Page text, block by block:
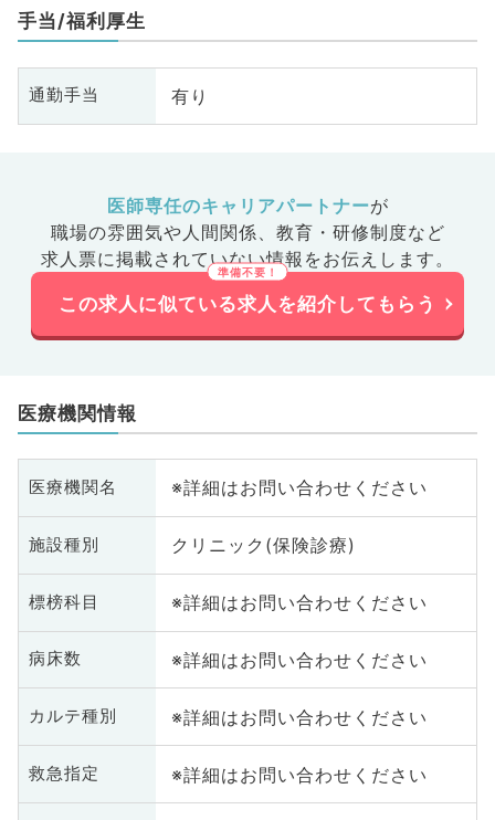
手当/福利厚生
通勤手当 有り
医師専任のキャリアパートナーが
職場の雰囲気や人間関係、 教育・研修制度など
求人票に掲載されていない情報をお伝えします。
この求人に似ている求人を紹介してもらう
医療機関情報
医療機関名 ※詳細はお問い合わせください
施設種別 クリニック(保険診療)
標榜科目 ※詳細はお問い合わせください
病床数 ※詳細はお問い合わせください
カルテ種別 ※詳細はお問い合わせください
救急指定 ※詳細はお問い合わせください